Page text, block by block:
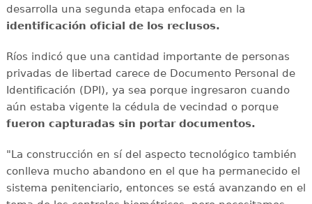
desarrolla una segunda etapa enfocada en la
identificación oficial de los reclusos.
Ríos indicó que una cantidad importante de personas
privadas de libertad carece de Documento Personal de
Identificación (DPI), ya sea porque ingresaron cuando
aún estaba vigente la cédula de vecindad o porque
fueron capturadas sin portar documentos.
"La construcción en sí del aspecto tecnológico también
conlleva mucho abandono en el que ha permanecido el
sistema penitenciario, entonces se está avanzando en el